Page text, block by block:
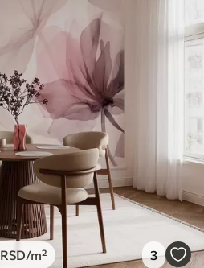
RSD/m² 3